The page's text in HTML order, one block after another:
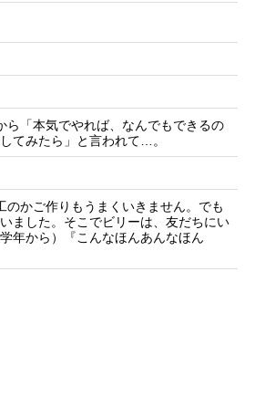
「本気でやれば、なんでもできるの
てみたら」と言われて…。
かご作りもうまくいきません。でも
ました。そこでビリーは、友だちにい
年から）『こんなほんあんなほん